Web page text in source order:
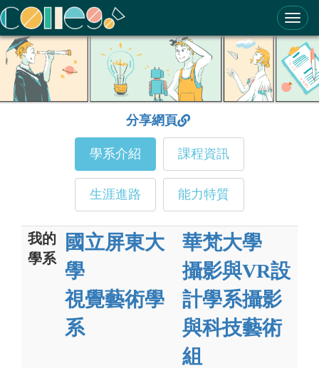
ColleGo! 大學選才與高中育才輔助系統
分享網頁
學系介紹 課程資訊
生涯進路 能力特質
我的
學系
國立屏東大
學
視覺藝術學
系
華梵大學
攝影與VR設
計學系攝影
與科技藝術
組